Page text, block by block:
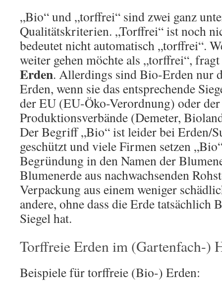
„Bio“ und „torffrei“ sind zwei ganz
Qualitätskriterien. „Torffrei“ ist noch
bedeutet nicht automatisch „torffrei“.
weiter gehen möchte als „torffrei“,
Erden. Allerdings sind Bio-Erden nur
Erden, wenn sie das entsprechende
der EU (EU-Öko-Verordnung) oder
Produktionsverbände (Demeter,
Der Begriff „Bio“ ist leider bei Erden/
geschützt und viele Firmen setzen
Begründung in den Namen der
Blumenerde aus nachwachsenden
Verpackung aus einem weniger
andere, ohne dass die Erde
Siegel hat.
Torffreie Erden im (Gartenfach-)
Beispiele für torffreie (Bio-) Erden: